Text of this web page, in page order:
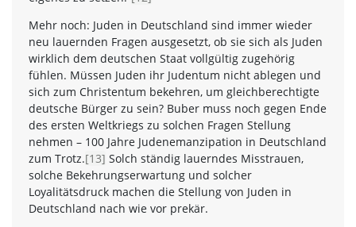
Mehr noch: Juden in Deutschland sind immer wieder
neu lauernden Fragen ausgesetzt, ob sie sich als Juden
wirklich dem deutschen Staat vollgültig zugehörig
fühlen. Müssen Juden ihr Judentum nicht ablegen und
sich zum Christentum bekehren, um gleichberechtigte
deutsche Bürger zu sein? Buber muss noch gegen Ende
des ersten Weltkriegs zu solchen Fragen Stellung
nehmen – 100 Jahre Judenemanzipation in Deutschland
zum Trotz.[13] Solch ständig lauerndes Misstrauen,
solche Bekehrungserwartung und solcher
Loyalitätsdruck machen die Stellung von Juden in
Deutschland nach wie vor prekär.